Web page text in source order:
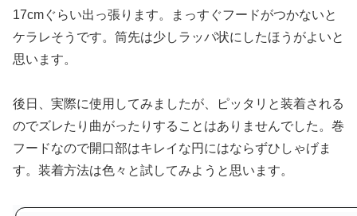
17cmぐらい出っ張ります。まっすぐフードがつかないと
ケラレそうです。筒先は少しラッパ状にしたほうがよいと
思います。
後日、実際に使用してみましたが、ピッタリと装着される
のでズレたり曲がったりすることはありませんでした。巻
フードなので開口部はキレイな円にはならずひしゃげま
す。装着方法は色々と試してみようと思います。